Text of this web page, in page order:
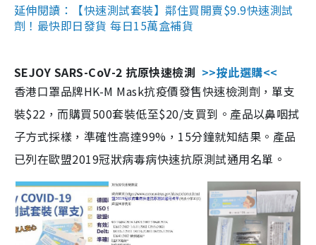
延伸閱讀：【快速測試套裝】鄰住買開賣$9.9快速測試
劑！最快即日發貨 每日15萬盒補貨
SEJOY SARS-CoV-2 抗原快速檢測 >>按此選購<<
香港口罩品牌HK-M Mask抗疫價發售快速檢測劑，單支
裝$22，而購買500套裝低至$20/支買到。產品以鼻咽拭
子方式採樣，準確性高達99%，15分鐘就知結果。產品
已列在歐盟2019冠狀病毒病快速抗原測試通用名單。